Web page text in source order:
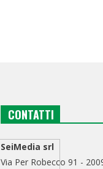
CONTATTI
SeiMedia srl
Via Per Robecco 91 -